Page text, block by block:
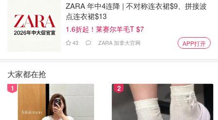
ZARA 年中4连降 | 不对称连衣裙$9、拼接波
点连衣裙$13
1.6折起！莱赛尔羊毛T $7
43 ZARA 加拿大官网 APP打开
大家都在抢
1 2